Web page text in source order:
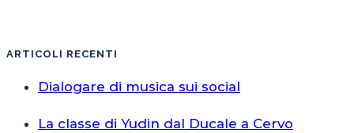
ARTICOLI RECENTI
Dialogare di musica sui social
La classe di Yudin dal Ducale a Cervo